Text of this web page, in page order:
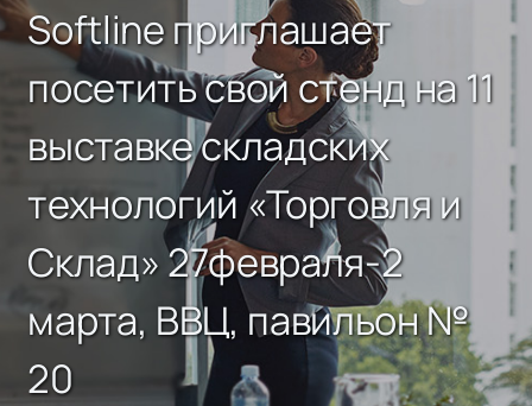
Softline приглашает
посетить свой стенд на 11
выставке складских
технологий «Торговля и
Склад» 27февраля-2
марта, ВВЦ, павильон №
20